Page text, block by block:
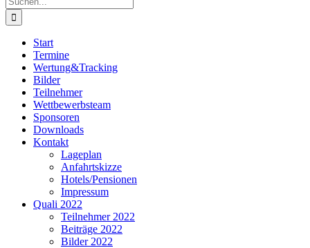
nach:
Start
Termine
Wertung&Tracking
Bilder
Teilnehmer
Wettbewerbsteam
Sponsoren
Downloads
Kontakt
Lageplan
Anfahrtskizze
Hotels/Pensionen
Impressum
Quali 2022
Teilnehmer 2022
Beiträge 2022
Bilder 2022